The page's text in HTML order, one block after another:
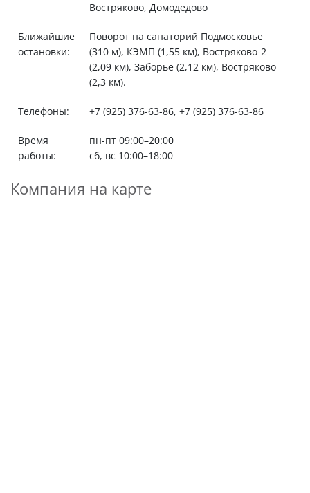
Востряково, Домодедово
Ближайшие
остановки:
Поворот на санаторий Подмосковье
(310 м), КЭМП (1,55 км), Востряково-2
(2,09 км), Заборье (2,12 км), Востряково
(2,3 км).
Телефоны: +7 (925) 376-63-86, +7 (925) 376-63-86
Время
работы:
пн-пт 09:00–20:00
сб, вс 10:00–18:00
Компания на карте